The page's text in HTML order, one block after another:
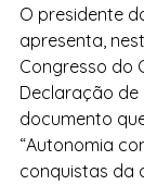
O presidente
apresenta,
Congresso do
Declaração de
documento
“Autonomia
conquistas da